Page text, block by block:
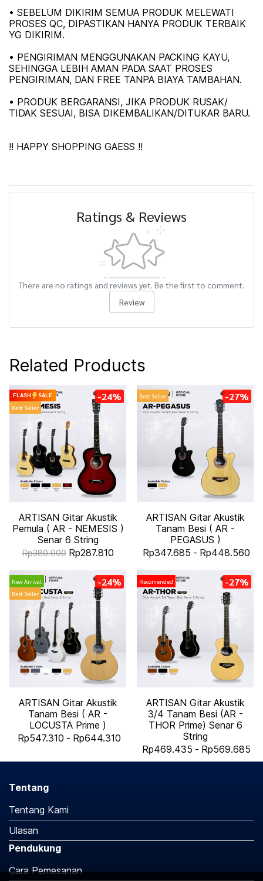
• SEBELUM DIKIRIM SEMUA PRODUK MELEWATI
PROSES QC, DIPASTIKAN HANYA PRODUK TERBAIK
YG DIKIRIM.
• PENGIRIMAN MENGGUNAKAN PACKING KAYU,
SEHINGGA LEBIH AMAN PADA SAAT PROSES
PENGIRIMAN, DAN FREE TANPA BIAYA TAMBAHAN.
• PRODUK BERGARANSI, JIKA PRODUK RUSAK/
TIDAK SESUAI, BISA DIKEMBALIKAN/DITUKAR BARU.
!! HAPPY SHOPPING GAESS !!
Ratings & Reviews
There are no ratings and reviews yet. Be the first to comment.
Review
Related Products
FLASH
SALE
Best Seller
-24%
ARTISAN Gitar Akustik
Pemula ( AR - NEMESIS )
Senar 6 String
Rp380.000 Rp287.810
Best Seller -27%
ARTISAN Gitar Akustik
Tanam Besi ( AR -
PEGASUS )
Rp347.685 - Rp448.560
New Arrival
Best Seller
-24%
ARTISAN Gitar Akustik
Tanam Besi ( AR -
LOCUSTA Prime )
Rp547.310 - Rp644.310
Recomended -27%
ARTISAN Gitar Akustik
3/4 Tanam Besi (AR -
THOR Prime) Senar 6
String
Rp469.435 - Rp569.685
Tentang
Tentang Kami
Ulasan
Pendukung
Cara Pemesanan